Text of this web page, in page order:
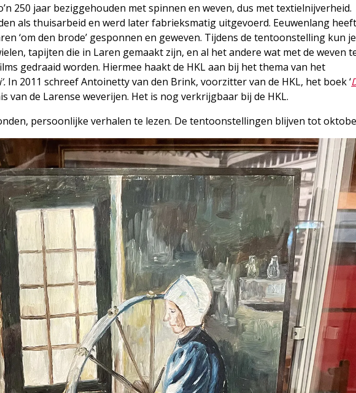
250 jaar beziggehouden met spinnen en weven, dus met textielnijverheid.
als thuisarbeid en werd later fabrieksmatig uitgevoerd. Eeuwenlang
‘om den brode’ gesponnen en geweven. Tijdens de tentoonstelling kun
tapijten die in Laren gemaakt zijn, en al het andere wat met de weven
gedraaid worden. Hiermee haakt de HKL aan bij het thema van het
In 2011 schreef Antoinetty van den Brink, voorzitter van de HKL, het boek ‘
van de Larense weverijen. Het is nog verkrijgbaar bij de HKL.
persoonlijke verhalen te lezen. De tentoonstellingen blijven tot